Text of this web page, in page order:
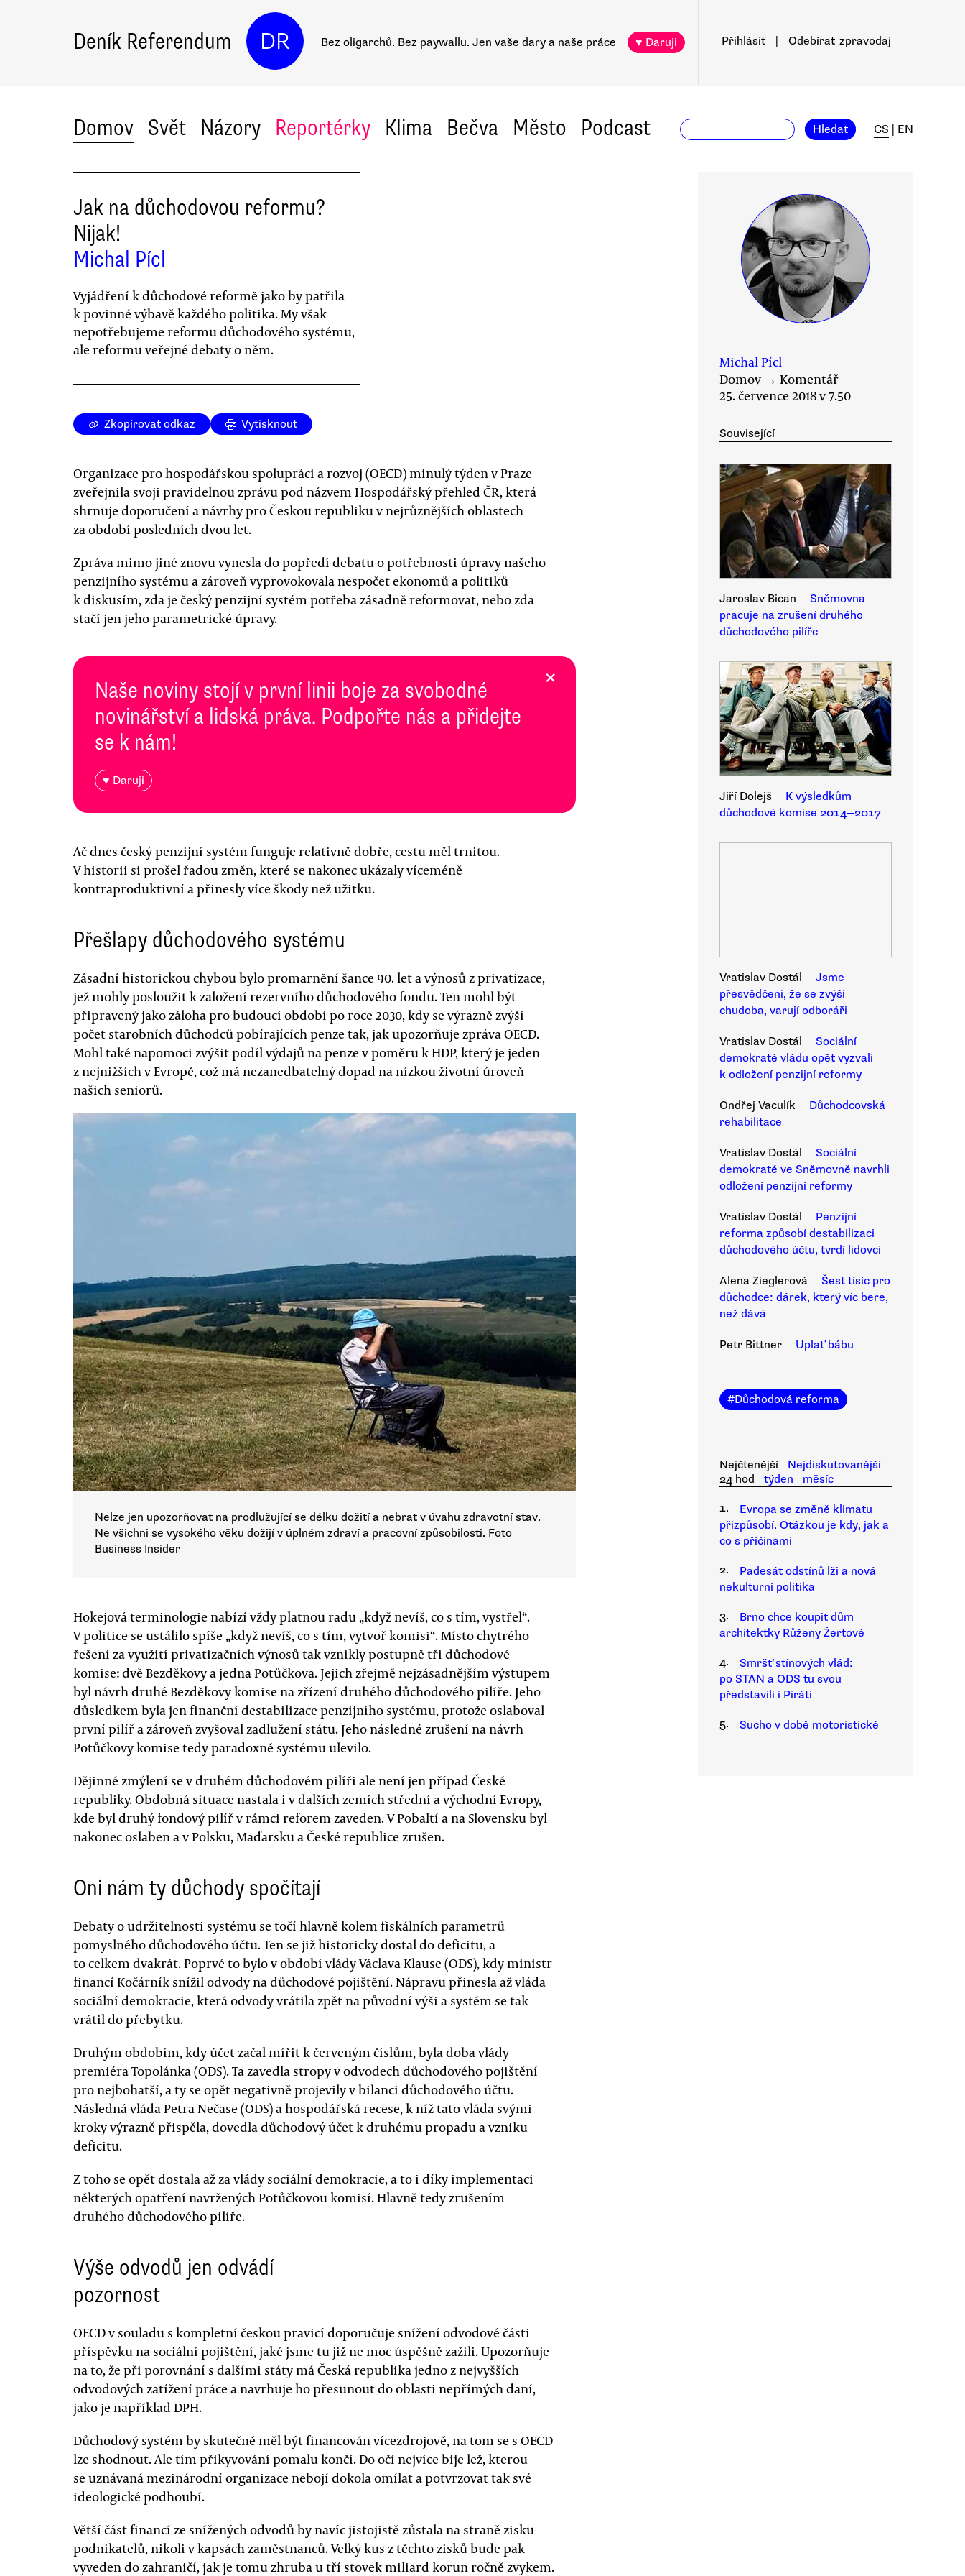
Deník Referendum DR Bez oligarchů. Bez paywallu. Jen vaše dary a naše práce ♥ Daruji Přihlásit Odebírat zpravodaj
Domov Svět Názory Reportérky Klima Bečva Město Podcast Hledat CS EN
Jak na důchodovou reformu?
Nijak!
Michal Pícl
Vyjádření k důchodové reformě jako by patřila
k povinné výbavě každého politika. My však
nepotřebujeme reformu důchodového systému,
ale reformu veřejné debaty o něm.
Zkopírovat odkaz Vytisknout
Organizace pro hospodářskou spolupráci a rozvoj (OECD) minulý týden v Praze
zveřejnila svoji pravidelnou zprávu pod názvem Hospodářský přehled ČR, která
shrnuje doporučení a návrhy pro Českou republiku v nejrůznějších oblastech
za období posledních dvou let.
Zpráva mimo jiné znovu vynesla do popředí debatu o potřebnosti úpravy našeho
penzijního systému a zároveň vyprovokovala nespočet ekonomů a politiků
k diskusím, zda je český penzijní systém potřeba zásadně reformovat, nebo zda
stačí jen jeho parametrické úpravy.
Naše noviny stojí v první linii boje za svobodné
novinářství a lidská práva. Podpořte nás a přidejte
se k nám!
♥ Daruji
×
Ač dnes český penzijní systém funguje relativně dobře, cestu měl trnitou.
V historii si prošel řadou změn, které se nakonec ukázaly víceméně
kontraproduktivní a přinesly více škody než užitku.
Přešlapy důchodového systému
Zásadní historickou chybou bylo promarnění šance 90. let a výnosů z privatizace,
jež mohly posloužit k založení rezervního důchodového fondu. Ten mohl být
připravený jako záloha pro budoucí období po roce 2030, kdy se výrazně zvýší
počet starobních důchodců pobírajících penze tak, jak upozorňuje zpráva OECD.
Mohl také napomoci zvýšit podíl výdajů na penze v poměru k HDP, který je jeden
z nejnižších v Evropě, což má nezanedbatelný dopad na nízkou životní úroveň
našich seniorů.
Nelze jen upozorňovat na prodlužující se délku dožití a nebrat v úvahu zdravotní stav.
Ne všichni se vysokého věku dožijí v úplném zdraví a pracovní způsobilosti. Foto
Business Insider
Hokejová terminologie nabízí vždy platnou radu „když nevíš, co s tím, vystřel“.
V politice se ustálilo spíše „když nevíš, co s tím, vytvoř komisi“. Místo chytrého
řešení za využití privatizačních výnosů tak vznikly postupně tři důchodové
komise: dvě Bezděkovy a jedna Potůčkova. Jejich zřejmě nejzásadnějším výstupem
byl návrh druhé Bezděkovy komise na zřízení druhého důchodového pilíře. Jeho
důsledkem byla jen finanční destabilizace penzijního systému, protože oslaboval
první pilíř a zároveň zvyšoval zadlužení státu. Jeho následné zrušení na návrh
Potůčkovy komise tedy paradoxně systému ulevilo.
Dějinné zmýlení se v druhém důchodovém pilíři ale není jen případ České
republiky. Obdobná situace nastala i v dalších zemích střední a východní Evropy,
kde byl druhý fondový pilíř v rámci reforem zaveden. V Pobaltí a na Slovensku byl
nakonec oslaben a v Polsku, Maďarsku a České republice zrušen.
Oni nám ty důchody spočítají
Debaty o udržitelnosti systému se točí hlavně kolem fiskálních parametrů
pomyslného důchodového účtu. Ten se již historicky dostal do deficitu, a
to celkem dvakrát. Poprvé to bylo v období vlády Václava Klause (ODS), kdy ministr
financí Kočárník snížil odvody na důchodové pojištění. Nápravu přinesla až vláda
sociální demokracie, která odvody vrátila zpět na původní výši a systém se tak
vrátil do přebytku.
Druhým obdobím, kdy účet začal mířit k červeným číslům, byla doba vlády
premiéra Topolánka (ODS). Ta zavedla stropy v odvodech důchodového pojištění
pro nejbohatší, a ty se opět negativně projevily v bilanci důchodového účtu.
Následná vláda Petra Nečase (ODS) a hospodářská recese, k níž tato vláda svými
kroky výrazně přispěla, dovedla důchodový účet k druhému propadu a vzniku
deficitu.
Z toho se opět dostala až za vlády sociální demokracie, a to i díky implementaci
některých opatření navržených Potůčkovou komisí. Hlavně tedy zrušením
druhého důchodového pilíře.
Výše odvodů jen odvádí
pozornost
OECD v souladu s kompletní českou pravicí doporučuje snížení odvodové části
příspěvku na sociální pojištění, jaké jsme tu již ne moc úspěšně zažili. Upozorňuje
na to, že při porovnání s dalšími státy má Česká republika jedno z nejvyšších
odvodových zatížení práce a navrhuje ho přesunout do oblasti nepřímých daní,
jako je například DPH.
Důchodový systém by skutečně měl být financován vícezdrojově, na tom se s OECD
lze shodnout. Ale tím přikyvování pomalu končí. Do očí nejvíce bije lež, kterou
se uznávaná mezinárodní organizace nebojí dokola omílat a potvrzovat tak své
ideologické podhoubí.
Větší část financí ze snížených odvodů by navíc jistojistě zůstala na straně zisku
podnikatelů, nikoli v kapsách zaměstnanců. Velký kus z těchto zisků bude pak
vyveden do zahraničí, jak je tomu zhruba u tří stovek miliard korun ročně zvykem.
Michal Pícl
Domov → Komentář
25. července 2018 v 7.50
Související
Jaroslav Bican
Sněmovna
pracuje na zrušení druhého
důchodového pilíře
Jiří Dolejš
K výsledkům
důchodové komise 2014—2017
Vratislav Dostál
Jsme
přesvědčeni, že se zvýší
chudoba, varují odboráři
Vratislav Dostál
Sociální
demokraté vládu opět vyzvali
k odložení penzijní reformy
Ondřej Vaculík
Důchodcovská
rehabilitace
Vratislav Dostál
Sociální
demokraté ve Sněmovně navrhli
odložení penzijní reformy
Vratislav Dostál
Penzijní
reforma způsobí destabilizaci
důchodového účtu, tvrdí lidovci
Alena Zieglerová
Šest tisíc pro
důchodce: dárek, který víc bere,
než dává
Petr Bittner Uplať bábu
#Důchodová reforma
Nejčtenější
Nejdiskutovanější
24 hod
týden
měsíc
1.
Evropa se změně klimatu
přizpůsobí. Otázkou je kdy, jak a
co s příčinami
2.
Padesát odstínů lži a nová
nekulturní politika
3.
Brno chce koupit dům
architektky Růženy Žertové
4.
Smršť stínových vlád:
po STAN a ODS tu svou
představili i Piráti
5.
Sucho v době motoristické